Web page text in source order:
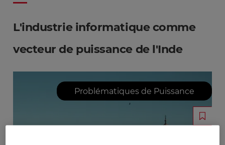
L'industrie informatique comme
vecteur de puissance de l'Inde
Problématiques de Puissance